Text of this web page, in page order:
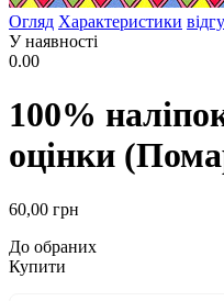
Огляд Характеристики
У наявності
0.00
100%
оцінки
60,00 грн
До обраних
Купити